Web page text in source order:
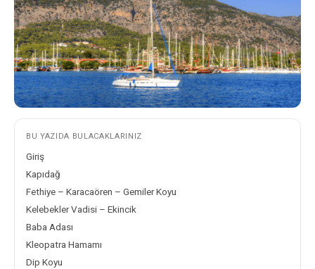
BU YAZIDA BULACAKLARINIZ
Giriş
Kapıdağ
Fethiye – Karacaören – Gemiler Koyu
Kelebekler Vadisi – Ekincik
Baba Adası
Kleopatra Hamamı
Dip Koyu